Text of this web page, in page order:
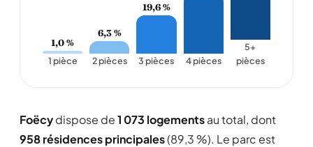
1,0 %
1 pièce
6,3 %
2 pièces
19,6 %
3 pièces 4 pièces
5+
pièces
Foëcydispose de1 073 logementsau total, dont
958 résidences principales(89,3 %). Le parc est